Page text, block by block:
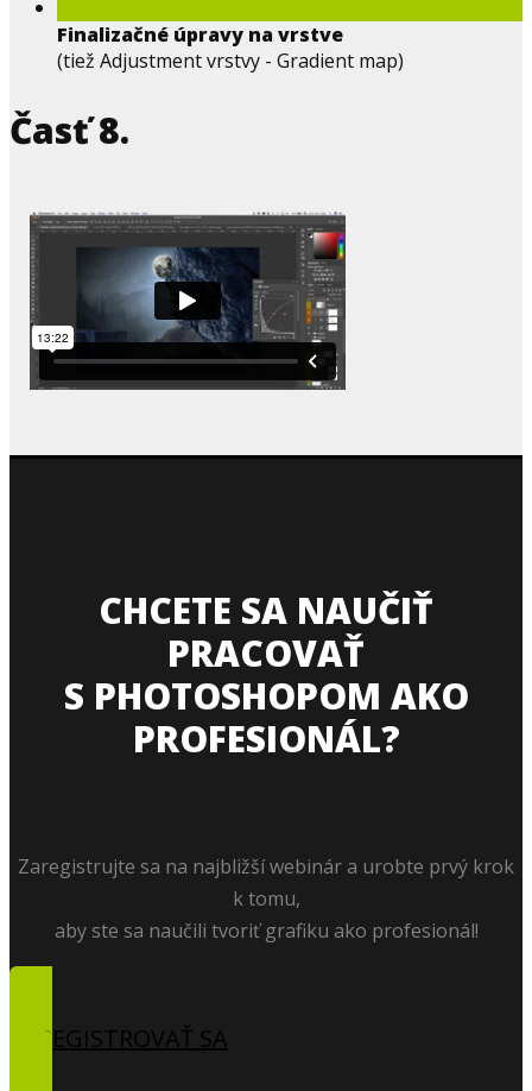
Finalizačné úpravy na vrstve
(tiež Adjustment vrstvy - Gradient map)
Časť 8.
CHCETE SA NAUČIŤ
PRACOVAŤ
S PHOTOSHOPOM AKO
PROFESIONÁL?
Zaregistrujte sa na najbližší webinár a urobte prvý krok
k tomu,
aby ste sa naučili tvoriť grafiku ako profesionál!
ZAREGISTROVAŤ SA